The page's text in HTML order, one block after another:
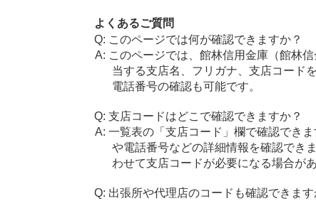
よくあるご質問
このページでは何が確認できますか？
このページでは、館林信用金庫（館林
当する支店名、フリガナ、支店コード
電話番号の確認も可能です。
支店コードはどこで確認できますか？
一覧表の「支店コード」欄で確認でき
や電話番号などの詳細情報を確認でき
わせて支店コードが必要になる場合があ
出張所や代理店のコードも確認できます